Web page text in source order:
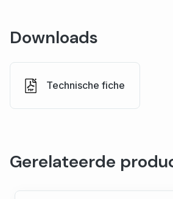
Downloads
Technische fiche
Gerelateerde